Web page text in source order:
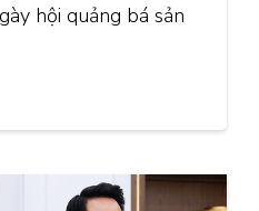
hội quảng bá sản